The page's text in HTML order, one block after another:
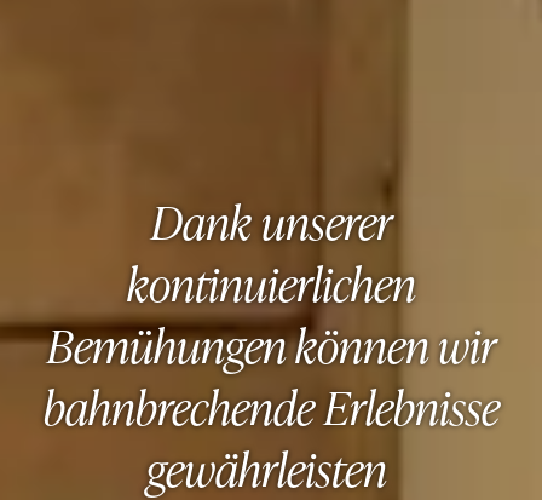
Dank unserer
kontinuierlichen
Bemühungen können wir
bahnbrechende Erlebnisse
gewährleisten